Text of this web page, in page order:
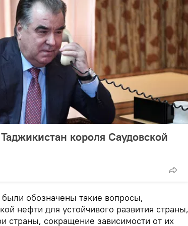
короля Саудовской
обозначены такие вопросы,
нефти для устойчивого развития страны,
страны, сокращение зависимости от их